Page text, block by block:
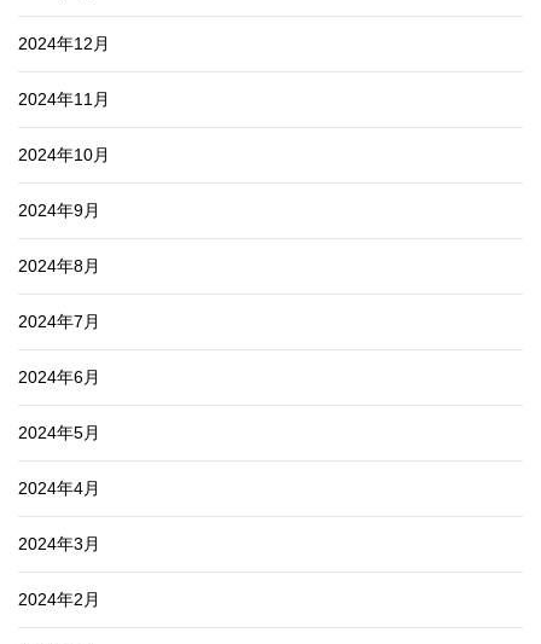
2024年12月
2024年11月
2024年10月
2024年9月
2024年8月
2024年7月
2024年6月
2024年5月
2024年4月
2024年3月
2024年2月